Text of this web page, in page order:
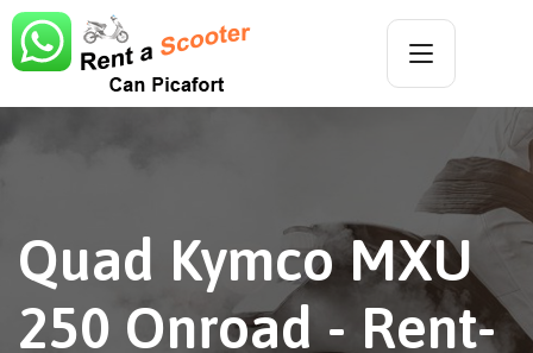
Quad Kymco MXU
250 Onroad - Rent-